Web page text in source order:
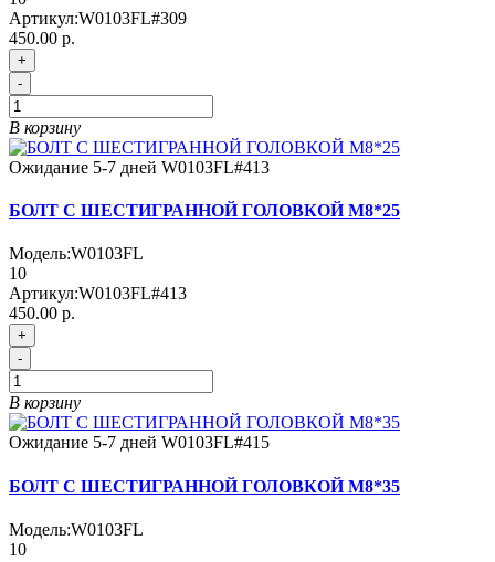
Артикул:W0103FL#309
450.00 р.
+
-
В корзину
Ожидание 5-7 дней W0103FL#413
БОЛТ С ШЕСТИГРАННОЙ ГОЛОВКОЙ М8*25
Модель:W0103FL
10
Артикул:W0103FL#413
450.00 р.
+
-
В корзину
Ожидание 5-7 дней W0103FL#415
БОЛТ С ШЕСТИГРАННОЙ ГОЛОВКОЙ М8*35
Модель:W0103FL
10